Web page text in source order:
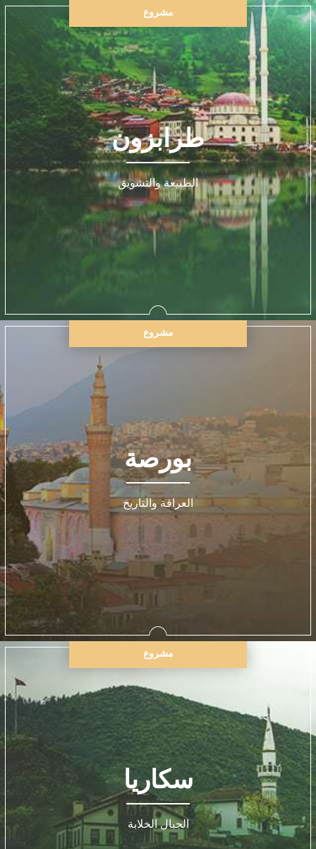
مشروع
طرابزون
الطبيعة والتشويق
مشروع
بورصة
العراقة والتاريخ
مشروع
سكاريا
الجبال الخلابة